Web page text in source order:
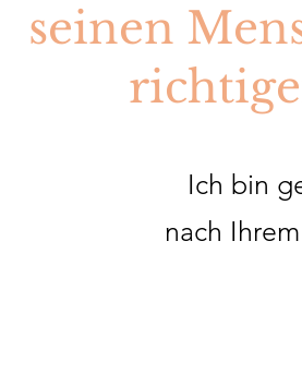
seinen
Ich bin
nach